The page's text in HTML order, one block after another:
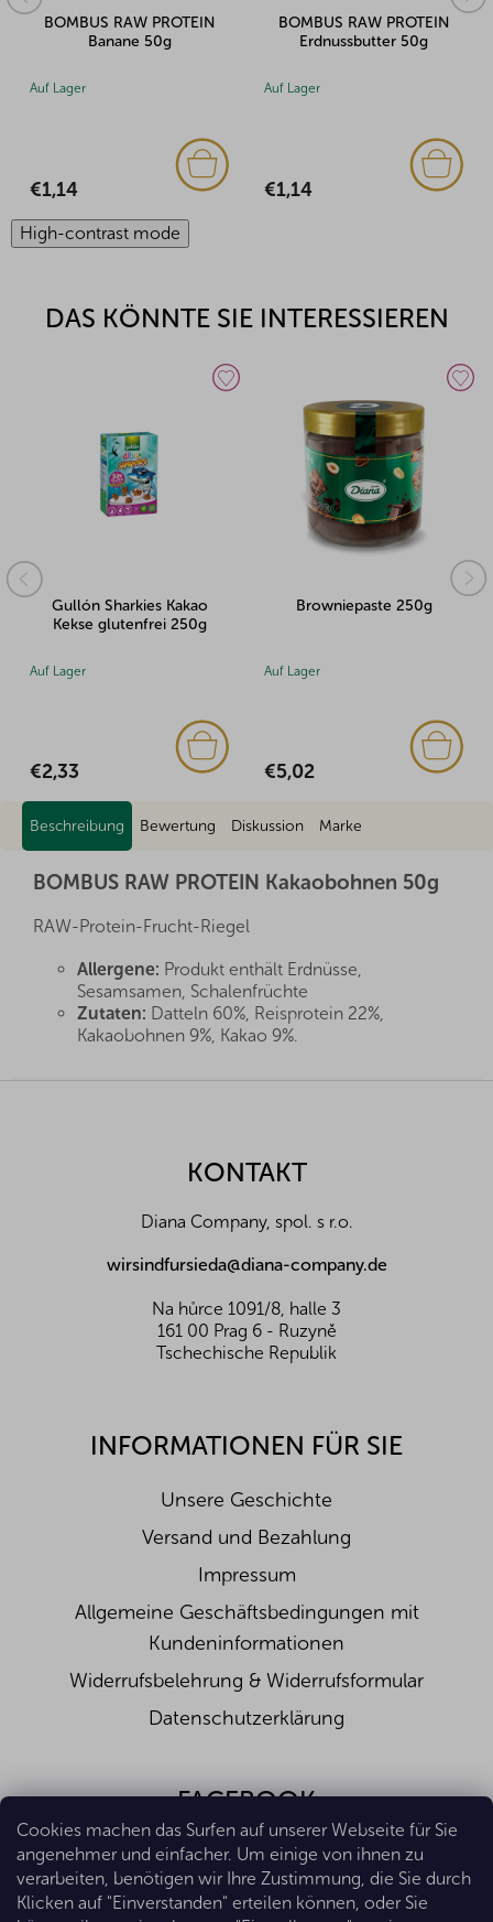
Cookies machen das Surfen auf unserer Webseite für Sie
angenehmer und einfacher. Um einige von ihnen zu
verarbeiten, benötigen wir Ihre Zustimmung, die Sie durch
Klicken auf "Einverstanden" erteilen können, oder Sie
BOMBUS RAW PROTEIN
Banane 50g
Auf Lager
€1,14
BOMBUS RAW PROTEIN
Erdnussbutter 50g
Auf Lager
€1,14
High-contrast mode
DAS KÖNNTE SIE INTERESSIEREN
Gullón Sharkies Kakao
Kekse glutenfrei 250g
Auf Lager
€2,33
Browniepaste 250g
Auf Lager
€5,02
Beschreibung Bewertung Diskussion Marke
BOMBUS RAW PROTEIN Kakaobohnen 50g
RAW-Protein-Frucht-Riegel
Allergene: Produkt enthält Erdnüsse,
Sesamsamen, Schalenfrüchte
Zutaten: Datteln 60%, Reisprotein 22%,
Kakaobohnen 9%, Kakao 9%.
Kohlenhydrate (g)
24,3
Ballaststoffe (g)
4,4
KONTAKT
Diana Company, spol. s r.o.
wirsindfursieda@diana-company.de
Na hůrce 1091/8, halle 3
161 00 Prag 6 - Ruzyně
Tschechische Republik
INFORMATIONEN FÜR SIE
Unsere Geschichte
Versand und Bezahlung
Impressum
Allgemeine Geschäftsbedingungen mit
Kundeninformationen
Widerrufsbelehrung & Widerrufsformular
Datenschutzerklärung
FACEBOOK